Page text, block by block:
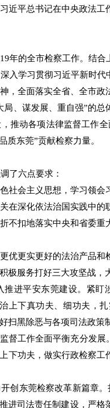
近平总书记在中央政法
年的全市检察工作。结
入学习贯彻习近平新时
，全面落实全省、全市
、谋发展、重自强”的
推动各项法律监督工作
质东莞”贡献检察力量。
了六点要求：
社会主义思想，学习领
在深化依法治国实践中
不扣地落实中央和省委
优更实更好的法治产品
极服务打好三大攻坚战，
进平安东莞建设。紧
上下真功夫、细功夫，
扫黑除恶与各项司法政
督工作全面平衡充分发
下功夫，做实行政检察
创东莞检察改革新篇章
进司法责任制建设，严